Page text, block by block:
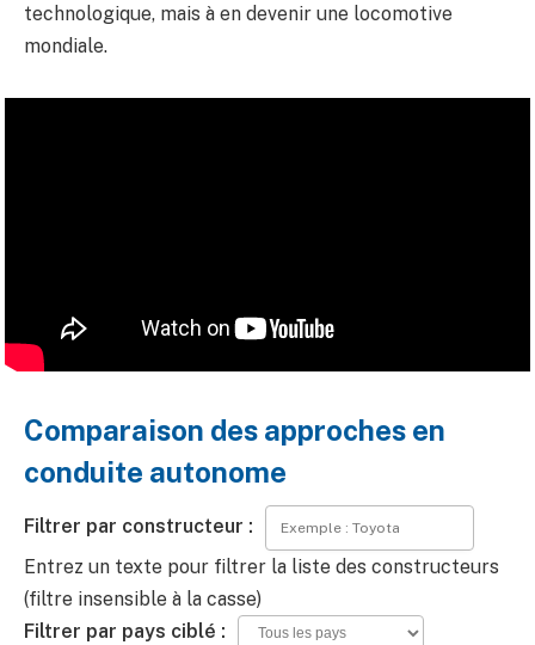
technologique, mais à en devenir une locomotive
mondiale.
Comparaison des approches en
conduite autonome
Filtrer par constructeur :
Entrez un texte pour filtrer la liste des constructeurs
(filtre insensible à la casse)
Filtrer par pays ciblé :